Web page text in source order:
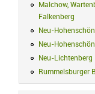
Malchow,
Falkenberg
Neu-
Neu-
Neu-Lichtenberg
Rummelsburger